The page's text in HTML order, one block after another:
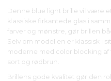
Denne blue light brille vil være
klassiske firkantede glas i
farver og mønstre, gør brillen
Selv om modellen er klassisk i
moderne med color blocking af
sort og rødbrun.
Brillens gode kvalitet gør den